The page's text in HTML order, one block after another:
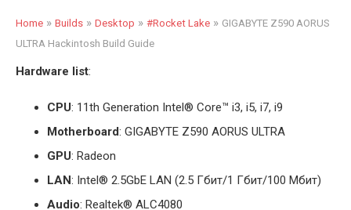
Home » Builds » Desktop » #Rocket Lake » GIGABYTE Z590 AORUS
ULTRA Hackintosh Build Guide
Hardware list:
CPU: 11th Generation Intel® Core™ i3, i5, i7, i9
Motherboard: GIGABYTE Z590 AORUS ULTRA
GPU: Radeon
LAN: Intel® 2.5GbE LAN (2.5 Гбит/1 Гбит/100 Мбит)
Audio: Realtek® ALC4080